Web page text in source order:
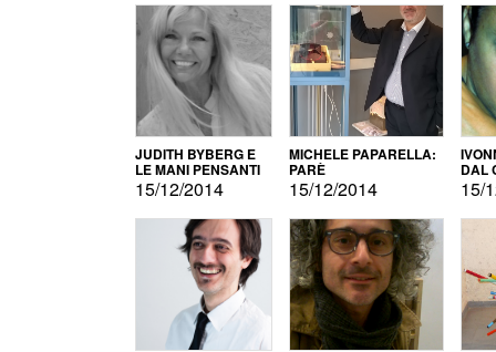
JUDITH BYBERG E
LE MANI PENSANTI
15/12/2014
MICHELE PAPARELLA:
PARÈ
15/12/2014
DAL
15/